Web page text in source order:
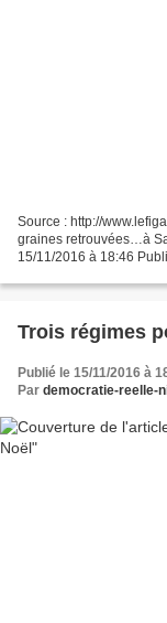
Source : http://
graines retrouvées…à
15/11/2016 à 18:46
Trois régimes
Publié le 15/11/2016 à
Par democratie-reelle-